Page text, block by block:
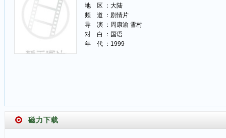
地 区 ：大陆
频 道 ：剧情片
导 演 ：周康渝 雪村
对 白 ：国语
年 代 ：1999
磁力下载